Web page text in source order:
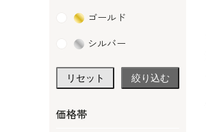
ゴールド
シルバー
リセット 絞り込む
価格帯